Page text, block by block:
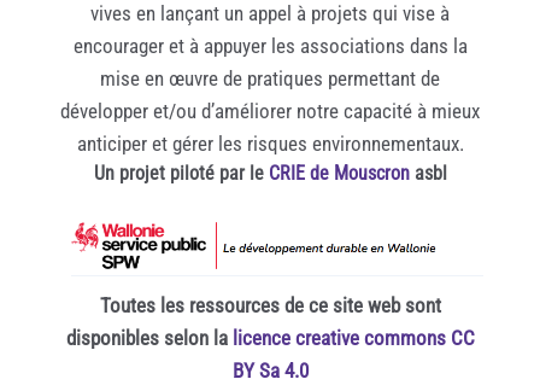
vives en lançant un appel à projets qui vise à
encourager et à appuyer les associations dans la
mise en œuvre de pratiques permettant de
développer et/ou d’améliorer notre capacité à mieux
anticiper et gérer les risques environnementaux.
Un projet piloté par le CRIE de Mouscronasbl
Toutes les ressources de ce site web sont
disponibles selon la licence creative commons CC
BY Sa 4.0